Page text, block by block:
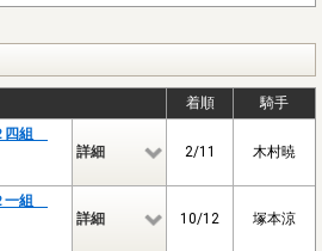
着順
騎手
四組
詳細 2/11 木村暁
一組
詳細 10/12 塚本涼